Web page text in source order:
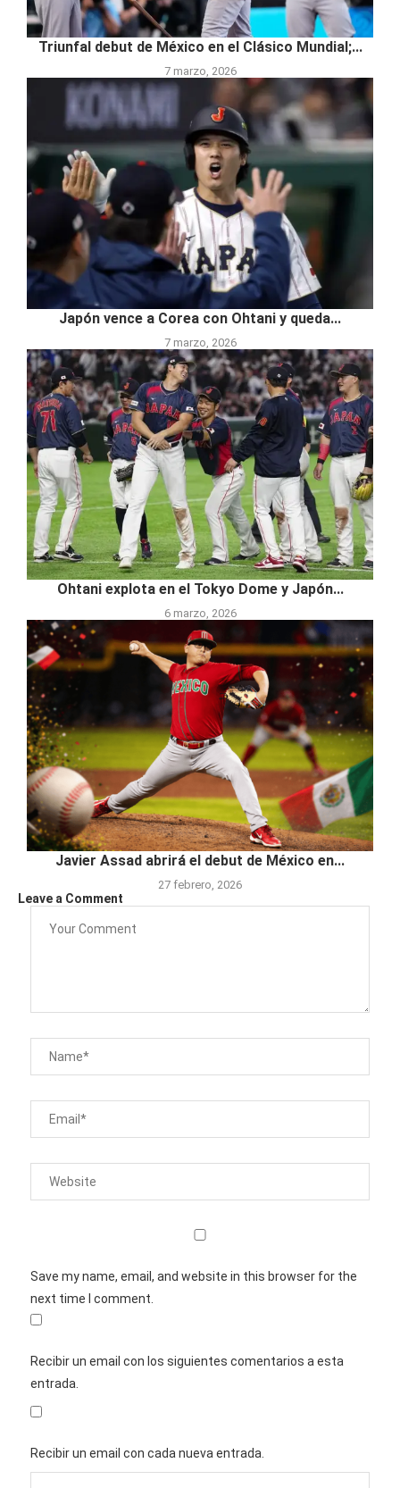
Triunfal debut de México en el Clásico Mundial;...
7 marzo, 2026
Japón vence a Corea con Ohtani y queda...
7 marzo, 2026
Ohtani explota en el Tokyo Dome y Japón...
6 marzo, 2026
Javier Assad abrirá el debut de México en...
27 febrero, 2026
Leave a Comment
Save my name, email, and website in this browser for the
next time I comment.
Recibir un email con los siguientes comentarios a esta
entrada.
Recibir un email con cada nueva entrada.